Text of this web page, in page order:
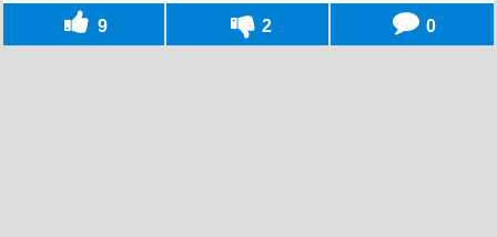
9 2 0